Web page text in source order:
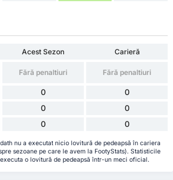
Acest Sezon
Carieră
Fără penaltiuri Fără penaltiuri
0 0
0 0
0 0
nu a executat nicio lovitură de pedeapsă în cariera
sezoane pe care le avem la FootyStats). Statisticile
o lovitură de pedeapsă într-un meci oficial.